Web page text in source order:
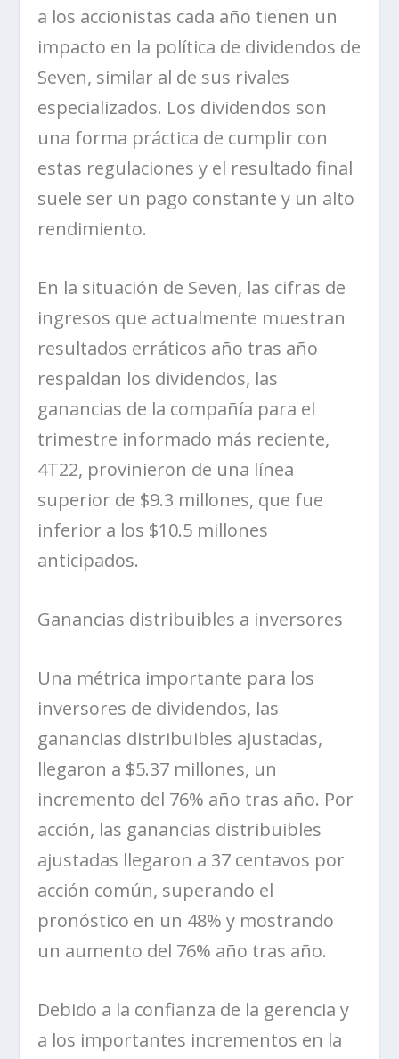
a los accionistas cada año tienen un
impacto en la política de dividendos de
Seven, similar al de sus rivales
especializados. Los dividendos son
una forma práctica de cumplir con
estas regulaciones y el resultado final
suele ser un pago constante y un alto
rendimiento.
En la situación de Seven, las cifras de
ingresos que actualmente muestran
resultados erráticos año tras año
respaldan los dividendos, las
ganancias de la compañía para el
trimestre informado más reciente,
4T22, provinieron de una línea
superior de $9.3 millones, que fue
inferior a los $10.5 millones
anticipados.
Ganancias distribuibles a inversores
Una métrica importante para los
inversores de dividendos, las
ganancias distribuibles ajustadas,
llegaron a $5.37 millones, un
incremento del 76% año tras año. Por
acción, las ganancias distribuibles
ajustadas llegaron a 37 centavos por
acción común, superando el
pronóstico en un 48% y mostrando
un aumento del 76% año tras año.
Debido a la confianza de la gerencia y
a los importantes incrementos en la